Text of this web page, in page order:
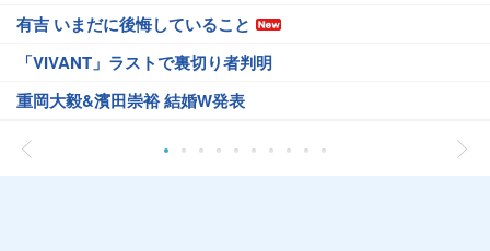
有吉 いまだに後悔していること
「VIVANT」ラストで裏切り者判明
重岡大毅&濱田崇裕 結婚W発表